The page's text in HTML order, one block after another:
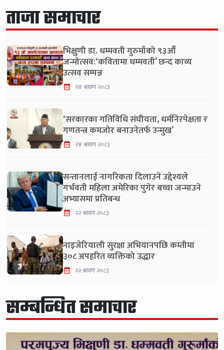
ताजा समाचार
भिक्षुणी डा. धम्मवती गुरुमाँको ९३औँ
जन्मोत्सव:‘कवितामा धम्मवती’ छन्द काव्य
उत्सव सम्पन्न
२४ श्रावण २०८३
‘सरकारका गतिविधि संघीयता, धर्मनिरपेक्षता र
गणतन्त्र कमजोर बनाउनेतर्फ उन्मुख’
२४ श्रावण २०८३
सन्तानलाई नागरिकता दिलाउने उद्देश्यले
गर्भवती महिला अमेरिका पुगेर बच्चा जन्माउने
अभ्यासमा प्रतिबन्ध
२२ श्रावण २०८३
नाइजेरियाली सुरक्षा अभियानपछि कम्तीमा
३०८ अपहरित व्यक्तिको उद्धार
२२ श्रावण २०८३
सम्बन्धित समाचार